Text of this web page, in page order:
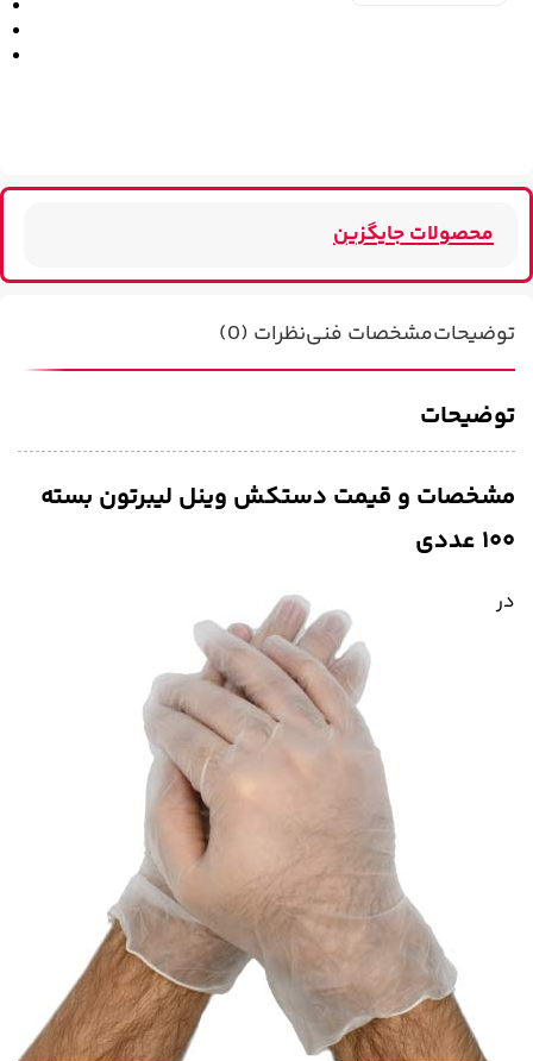
محصولات جایگزین
توضیحاتمشخصات فنینظرات (0)
توضیحات
مشخصات و قیمت دستکش وینل لیبرتون بسته
۱۰۰ عددی
در